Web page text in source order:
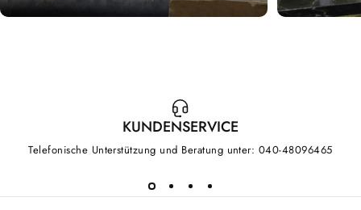
KUNDENSERVICE
Telefonische Unterstützung und Beratung unter: 040-48096465